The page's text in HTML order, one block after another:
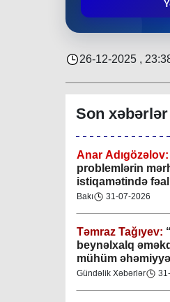
26-12-2025 ,
Son xəbərlər
keçirilib
Gündəlik Xəbərlər
Anar Adıgözəlov:
problemlərin
istiqamətində
davam
Bakı 31-07-2026
Təmraz Tağıyev:
beynəlxalq
mühüm
Gündəlik Xəbərlər